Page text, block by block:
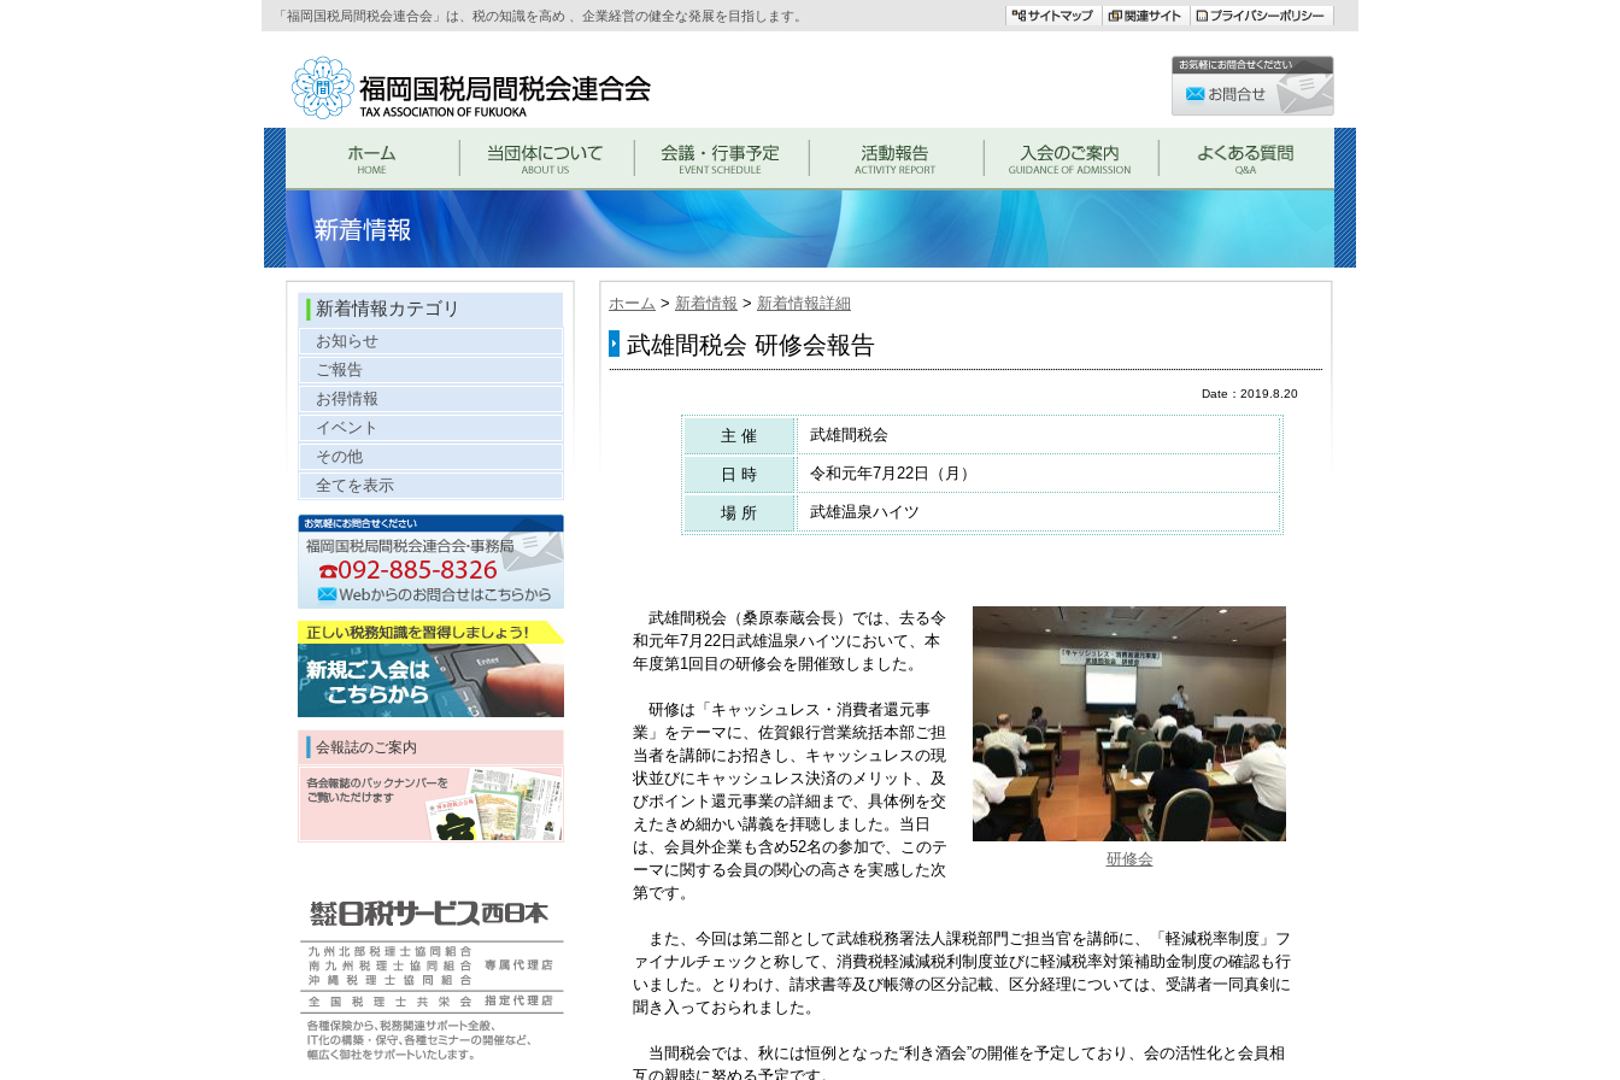
「福岡国税局間税会連合会」は、税の知識を高め 、企業経営の健全な発展を目指します。
ホーム > 新着情報 > 新着情報詳細
武雄間税会 研修会報告
Date：2019.8.20
主 催 武雄間税会
日 時 令和元年7月22日（月）
場 所 武雄温泉ハイツ
研修会
武雄間税会（桑原泰蔵会長）では、去る令
和元年7月22日武雄温泉ハイツにおいて、本
年度第1回目の研修会を開催致しました。
研修は「キャッシュレス・消費者還元事
業」をテーマに、佐賀銀行営業統括本部ご担
当者を講師にお招きし、キャッシュレスの現
状並びにキャッシュレス決済のメリット、及
びポイント還元事業の詳細まで、具体例を交
えたきめ細かい講義を拝聴しました。当日
は、会員外企業も含め52名の参加で、このテ
ーマに関する会員の関心の高さを実感した次
第です。
また、今回は第二部として武雄税務署法人課税部門ご担当官を講師に、「軽減税率制度」フ
ァイナルチェックと称して、消費税軽減減税利制度並びに軽減税率対策補助金制度の確認も行
いました。とりわけ、請求書等及び帳簿の区分記載、区分経理については、受講者一同真剣に
聞き入っておられました。
当間税会では、秋には恒例となった“利き酒会”の開催を予定しており、会の活性化と会員相
互の親睦に努める予定です。
新着情報カテゴリ
お知らせ
ご報告
お得情報
イベント
その他
全てを表示
会報誌のご案内